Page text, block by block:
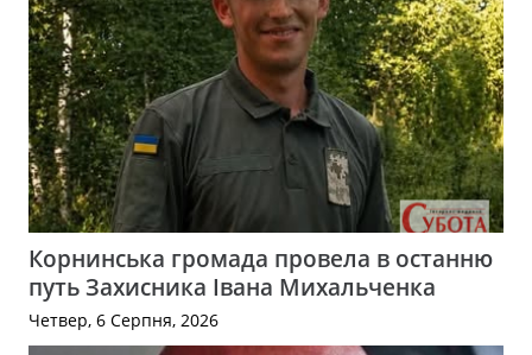
Корнинська громада провела в останню
путь Захисника Івана Михальченка
Четвер, 6 Серпня, 2026